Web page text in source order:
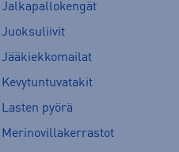
Jalkapallokengät
Juoksuliivit
Jääkiekkomailat
Kevytuntuvatakit
Lasten pyörä
Merinovillakerrastot